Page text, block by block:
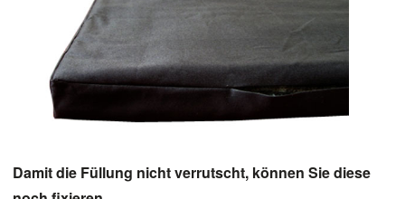
Damit die Füllung nicht verrutscht, können Sie diese